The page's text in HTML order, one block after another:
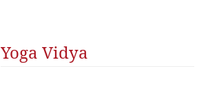
Yoga Vidya